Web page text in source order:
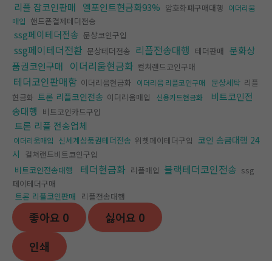
리플 잡코인판매 엘포인트현금화93% 암호화폐구매대행 이더리움
매입 핸드폰결제테더전송
ssg페이테더전송 문상코인구입
ssg페이테더전환 문상테더전송 리플전송대행 테더판매 문화상
품권코인구매
이더리움현금화 컬쳐랜드코인구매
테더코인판매함 이더리움현금화 이더리움 리플코인구매 문상세탁 리플
현금화 트론 리플코인전송 이더리움매입 신용카드현금화
비트코인전
송대행 비트코인카드구입
트론 리플 전송업체
이더리움매입 신세계상품권테더전송 위쳇페이테더구입 코인 송금대행 24
시 컬쳐랜드비트코인구입
비트코인전송대행
테더현금화 리플매입 블랙테더코인전송 ssg
페이테더구매
트론 리플코인판매 리플전송대행
좋아요 0 싫어요 0
인쇄